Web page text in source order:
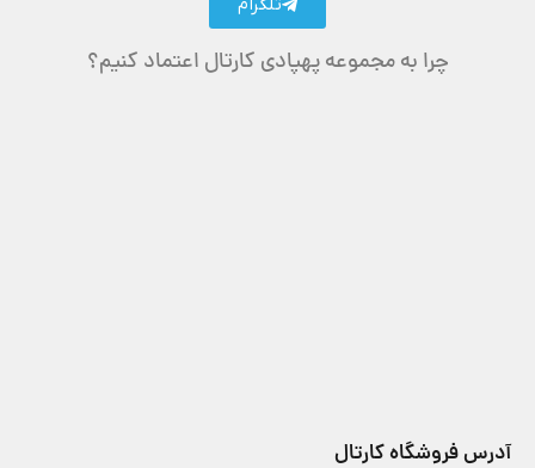
تلگرام
چرا به مجموعه پهپادی کارتال اعتماد کنیم؟
آدرس فروشگاه کارتال